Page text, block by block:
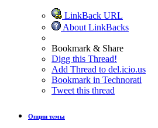
LinkBack URL
About LinkBacks
Bookmark & Share
Digg this Thread!
Add Thread to del.icio.us
Bookmark in Technorati
Tweet this thread
Опции темы